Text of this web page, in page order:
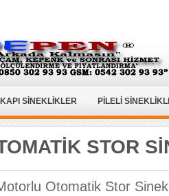
KAPI SİNEKLİKLER PİLELİ
STOR
Otomatik Stor